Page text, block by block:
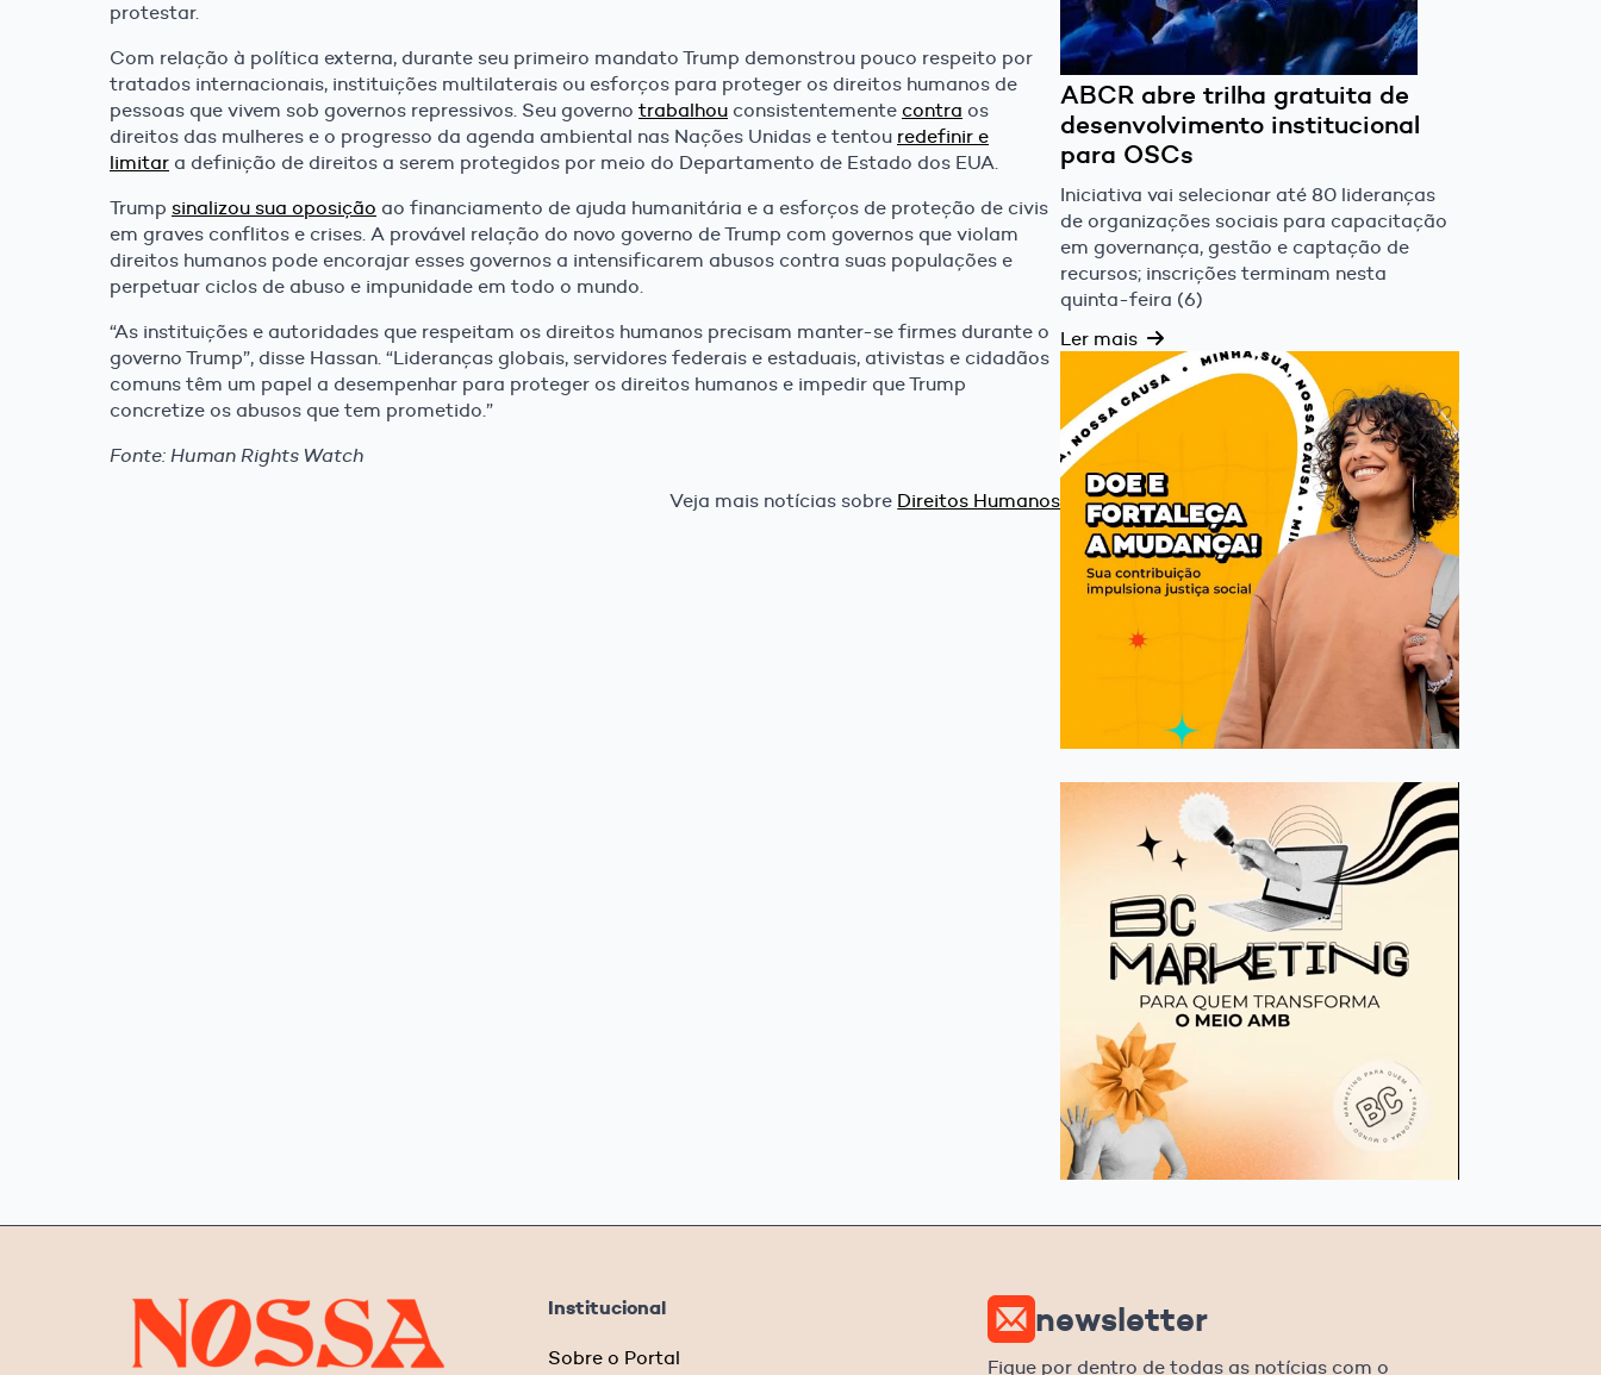
protestar.
Com relação à política externa, durante seu primeiro mandato Trump demonstrou pouco respeito por
tratados internacionais, instituições multilaterais ou esforços para proteger os direitos humanos de
pessoas que vivem sob governos repressivos. Seu governo trabalhou consistentemente contra os
direitos das mulheres e o progresso da agenda ambiental nas Nações Unidas e tentou redefinir e
limitar a definição de direitos a serem protegidos por meio do Departamento de Estado dos EUA.
Trump sinalizou sua oposição ao financiamento de ajuda humanitária e a esforços de proteção de civis
em graves conflitos e crises. A provável relação do novo governo de Trump com governos que violam
direitos humanos pode encorajar esses governos a intensificarem abusos contra suas populações e
perpetuar ciclos de abuso e impunidade em todo o mundo.
“As instituições e autoridades que respeitam os direitos humanos precisam manter-se firmes durante o
governo Trump”, disse Hassan. “Lideranças globais, servidores federais e estaduais, ativistas e cidadãos
comuns têm um papel a desempenhar para proteger os direitos humanos e impedir que Trump
concretize os abusos que tem prometido.”
Fonte: Human Rights Watch
Veja mais notícias sobre Direitos Humanos
ABCR abre trilha gratuita de
desenvolvimento institucional
para OSCs
Iniciativa vai selecionar até 80 lideranças
de organizações sociais para capacitação
em governança, gestão e captação de
recursos; inscrições terminam nesta
quinta-feira (6)
Ler mais
Institucional
Sobre o Portal
newsletter
Fique por dentro de todas as notícias com o